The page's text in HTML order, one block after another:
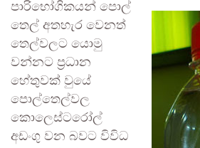
පාරිභෝගිකයන් පොල්
තෙල් අතහැර වෙනත්
තෙල්වලට යොමු
වන්නට ප්‍රධාන
හේතුවක් වුයේ
පොල්තෙල්වල
කොලෙස්ටරෝල්
අඩංගු වන බවට විවිධ